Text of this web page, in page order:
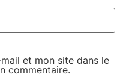
et mon site dans le
commentaire.